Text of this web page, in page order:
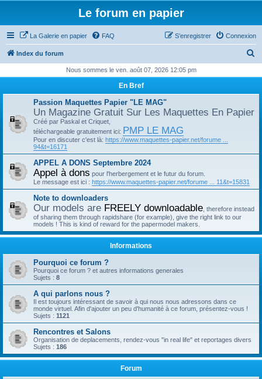
Le forum en papier
La Galerie en papier FAQ Connexion
S’enregistrer
Index du forum
h
Nous sommes le ven. août 07, 2026 12:05 pm
En Bref
Passion Maquettes Papier "LE MAG"
Un Magazine Gratuit Sur Les Maquettes En Papier
Créé par Paskal et Criquet,
téléchargeable gratuitement ici: PMP LE MAG
Pour en discuter c'est là: https://www.maquettes-papier.net/forume ...
94&t=16171
APPEL A DONS Septembre 2024
Appel à dons pour l'herbergement et le futur du forum.
Le message est ici : https://www.maquettes-papier.net/forume ... 11&t=15831
Note to downloaders
Our models are FREELY downloadable , therefore instead
of sharing them through rapidshare (for example), give the right link to our
models ! This is kind of reward for the papermodel makers.
Informations
Pourquoi ce forum ?
Pourquoi ce forum ? et autres informations generales
Sujets : 8
A qui parlons nous ?
Il est toujours intéressant de savoir à qui nous nous adressons dans ce
monde virtuel. Afin d'ajouter un peu d'humanité à ce forum, présentez-vous !
Sujets : 1121
Rencontres et Salons
Organisation de deplacements, rendez-vous "in real life" et reportages divers
Sujets : 186
Forum